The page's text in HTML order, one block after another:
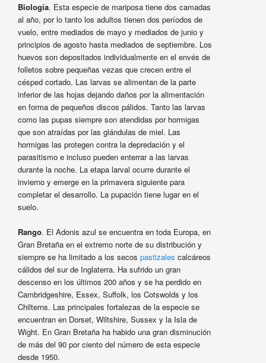
Biología. Esta especie de mariposa tiene dos camadas
al año, por lo tanto los adultos tienen dos períodos de
vuelo, entre mediados de mayo y mediados de junio y
principios de agosto hasta mediados de septiembre. Los
huevos son depositados individualmente en el envés de
folletos sobre pequeñas vezas que crecen entre el
césped cortado. Las larvas se alimentan de la parte
inferior de las hojas dejando daños por la alimentación
en forma de pequeños discos pálidos. Tanto las larvas
como las pupas siempre son atendidas por hormigas
que son atraídas por las glándulas de miel. Las
hormigas las protegen contra la depredación y el
parasitismo e incluso pueden enterrar a las larvas
durante la noche. La etapa larval ocurre durante el
invierno y emerge en la primavera siguiente para
completar el desarrollo. La pupación tiene lugar en el
suelo.
Rango. El Adonis azul se encuentra en toda Europa, en
Gran Bretaña en el extremo norte de su distribución y
siempre se ha limitado a los secos pastizales calcáreos
cálidos del sur de Inglaterra. Ha sufrido un gran
descenso en los últimos 200 años y se ha perdido en
Cambridgeshire, Essex, Suffolk, los Cotswolds y los
Chilterns. Las principales fortalezas de la especie se
encuentran en Dorset, Wiltshire, Sussex y la Isla de
Wight. En Gran Bretaña ha habido una gran disminución
de más del 90 por ciento del número de esta especie
desde 1950.